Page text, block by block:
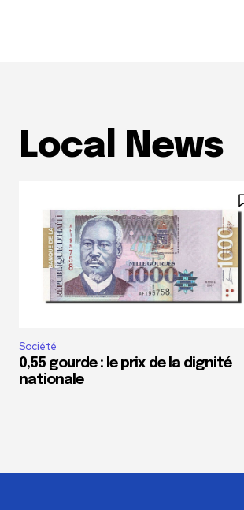
Local News
Société
0,55 gourde : le prix de la dignité
nationale